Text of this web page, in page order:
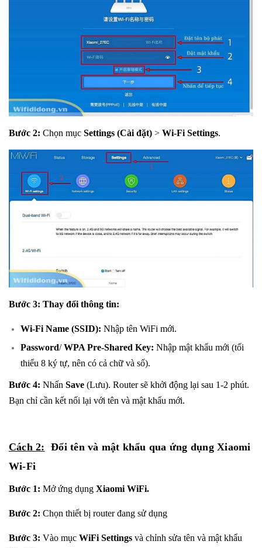
Bước 2: Chọn mục Settings (Cài đặt) > Wi-Fi Settings.
Bước 3: Thay đổi thông tin:
Wi-Fi Name (SSID): Nhập tên WiFi mới.
Password/WPA Pre-Shared Key: Nhập mật khẩu mới (tối
thiểu 8 ký tự, nên có cả chữ và số).
Bước 4: Nhấn Save (Lưu). Router sẽ khởi động lại sau 1-2 phút.
Bạn chỉ cần kết nối lại với tên và mật khẩu mới.
Cách 2: Đổi tên và mật khẩu qua ứng dụngXiaomi
Wi-Fi
Bước 1: Mở ứng dụng Xiaomi WiFi.
Bước 2: Chọn thiết bị router đang sử dụng
Bước 3: Vào mục WiFi Settings và chỉnh sửa tên và mật khẩu